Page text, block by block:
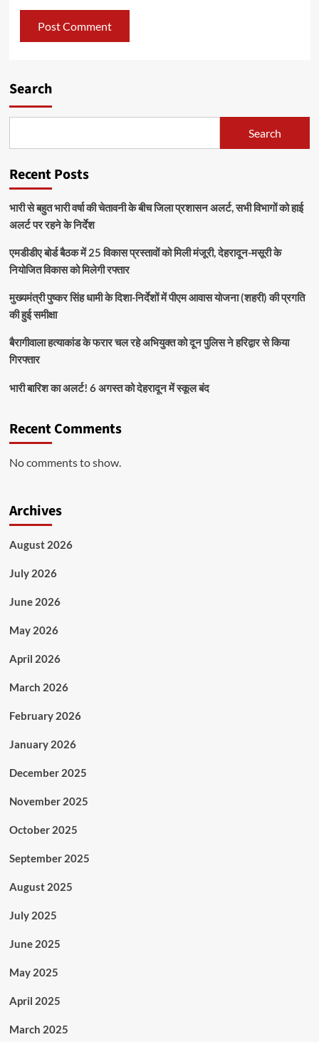
Search
Search
Recent Posts
भारी से बहुत भारी वर्षा की चेतावनी के बीच जिला प्रशासन अलर्ट, सभी विभागों को हाई
अलर्ट पर रहने के निर्देश
एमडीडीए बोर्ड बैठक में 25 विकास प्रस्तावों को मिली मंजूरी, देहरादून-मसूरी के
नियोजित विकास को मिलेगी रफ्तार
मुख्यमंत्री पुष्कर सिंह धामी के दिशा-निर्देशों में पीएम आवास योजना (शहरी) की प्रगति
की हुई समीक्षा
बैरागीवाला हत्याकांड के फरार चल रहे अभियुक्त को दून पुलिस ने हरिद्वार से किया
गिरफ्तार
भारी बारिश का अलर्ट! 6 अगस्त को देहरादून में स्कूल बंद
Recent Comments
No comments to show.
Archives
August 2026
July 2026
June 2026
May 2026
April 2026
March 2026
February 2026
January 2026
December 2025
November 2025
October 2025
September 2025
August 2025
July 2025
June 2025
May 2025
April 2025
March 2025